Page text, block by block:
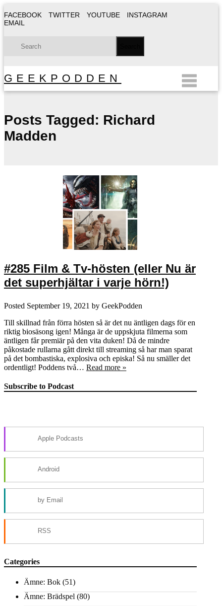
FACEBOOK TWITTER YOUTUBE
INSTAGRAM
EMAIL
GEEKPODDEN
Posts Tagged: Richard
Madden
#285 Film & Tv-hösten (eller Nu är
det superhjältar i varje hörn!)
Posted September 19, 2021 by GeekPodden
Till skillnad från förra hösten så är det nu äntligen dags för en
riktig biosäsong igen! Många är de uppskjuta filmerna som
äntligen får premiär på den vita duken! Då de mindre
påkostade rullarna gått direkt till streaming så har man sparat
på det bombastiska, explosiva och episka! Så nu smäller det
ordentligt! Poddens två… Read more »
Subscribe to Podcast
Apple Podcasts
Android
by Email
RSS
Categories
Ämne: Bok (51)
Ämne: Brädspel (80)